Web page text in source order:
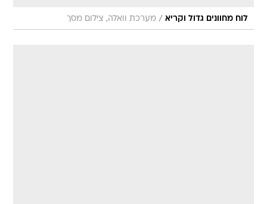
לוח מחוונים גדול וקריא / מערכת וואלה, צילום מסך